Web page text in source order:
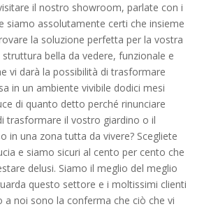
il nostro showroom, parlate con i
siamo assolutamente certi che insieme
la soluzione perfetta per la vostra
bella da vedere, funzionale e
vi darà la possibilità di trasformare
in un ambiente vivibile dodici mesi
di quanto detto perché rinunciare
trasformare il vostro giardino o il
in una zona tutta da vivere? Scegliete
e siamo sicuri al cento per cento che
delusi. Siamo il meglio del meglio
questo settore e i moltissimi clienti
a noi sono la conferma che ciò che vi